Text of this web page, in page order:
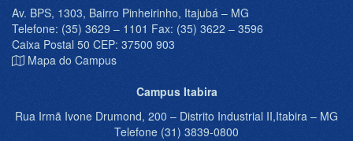
Av. BPS, 1303, Bairro Pinheirinho, Itajubá – MG
Telefone: (35) 3629 – 1101 Fax: (35) 3622 – 3596
Caixa Postal 50 CEP: 37500 903
Mapa do Campus
Campus Itabira
Rua Irmã Ivone Drumond, 200 – Distrito Industrial II,Itabira – MG
Telefone (31) 3839-0800